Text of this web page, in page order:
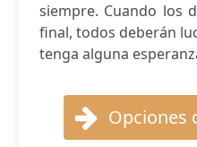
siempre. Cuando los
final, todos deberán
tenga alguna
Opciones